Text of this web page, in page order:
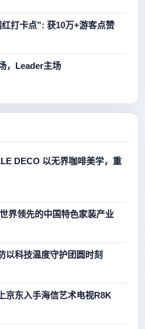
打卡点”: 获10万+游客点赞
，Leader主场
DECO 以无界咖啡美学，重
，夯实根基 建设世界领先的中国特色家装产业
以科技温度守护团圆时刻
京东入手海信艺术电视R8K